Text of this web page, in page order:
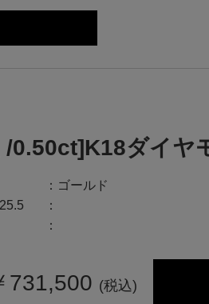
/0.50ct]K18ダイヤ
ゴールド
731,500 (税込)